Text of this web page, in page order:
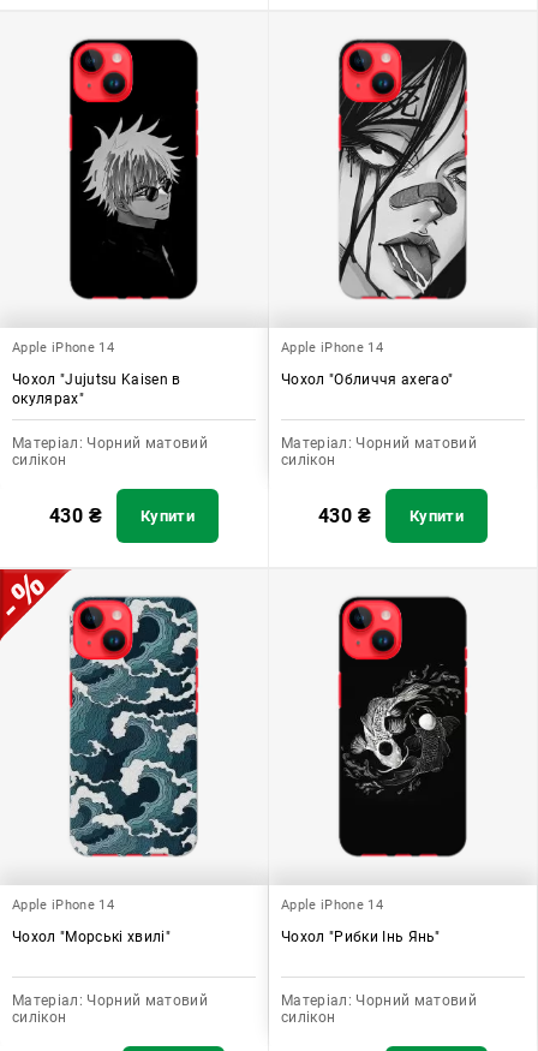
Apple iPhone 14
Чохол "Jujutsu Kaisen в
окулярах"
Матеріал: Чорний матовий
силікон
430 ₴ Купити
Apple iPhone 14
Чохол "Обличчя ахегао"
Матеріал: Чорний матовий
силікон
430 ₴ Купити
Apple iPhone 14
Чохол "Морські хвилі"
Матеріал: Чорний матовий
силікон
Apple iPhone 14
Чохол "Рибки Інь Янь"
Матеріал: Чорний матовий
силікон